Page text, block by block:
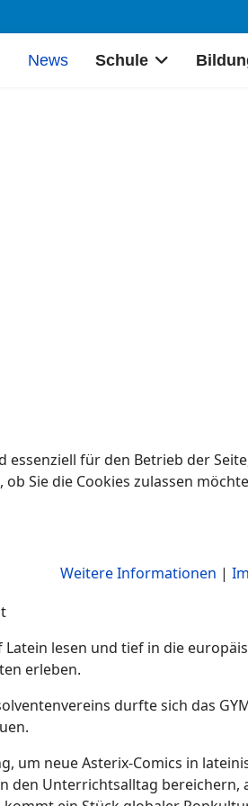
News Schule
lesen und tief in die
erleben.
durfte sich das
um neue Asterix-Comics in
den Unterrichtsalltag
für den Betrieb der
Sie die Cookies zulassen
Weitere Informationen |